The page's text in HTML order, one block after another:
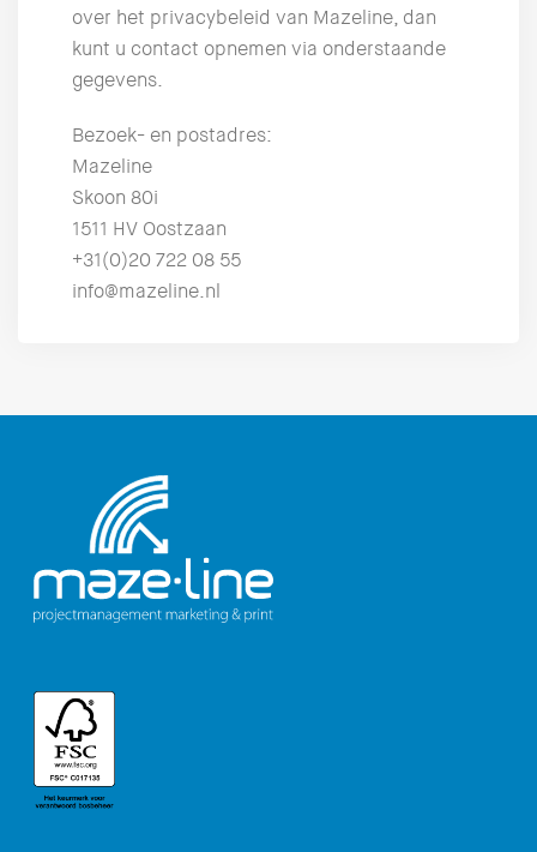
over het privacybeleid van Mazeline, dan
kunt u contact opnemen via onderstaande
gegevens.
Bezoek- en postadres:
Mazeline
Skoon 80i
1511 HV Oostzaan
+31(0)20 722 08 55
info@mazeline.nl